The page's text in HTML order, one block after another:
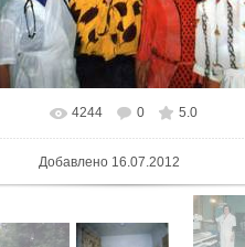
В реальном размере 640x423
4244 0 5.0
Добавлено16.07.2012